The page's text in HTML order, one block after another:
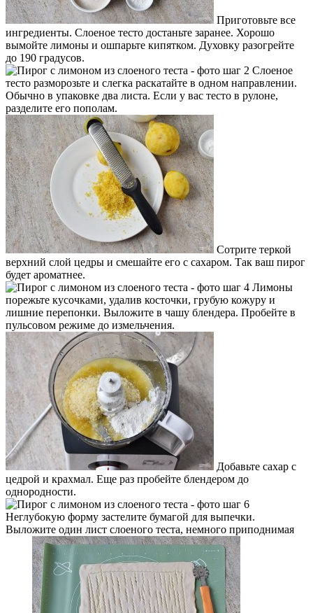
Приготовьте все
ингредиенты. Слоеное тесто достаньте заранее. Хорошо
вымойте лимоны и ошпарьте кипятком. Духовку разогрейте
до 190 градусов.
Слоеное
тесто разморозьте и слегка раскатайте в одном направлении.
Обычно в упаковке два листа. Если у вас тесто в рулоне,
разделите его пополам.
Сотрите теркой
верхний слой цедры и смешайте его с сахаром. Так ваш пирог
будет ароматнее.
Лимоны
порежьте кусочками, удалив косточки, грубую кожуру и
лишние перепонки. Выложите в чашу блендера. Пробейте в
пульсовом режиме до измельчения.
Добавьте сахар с
цедрой и крахмал. Еще раз пробейте блендером до
однородности.
Неглубокую форму застелите бумагой для выпечки.
Выложите один лист слоеного теста, немного приподнимая